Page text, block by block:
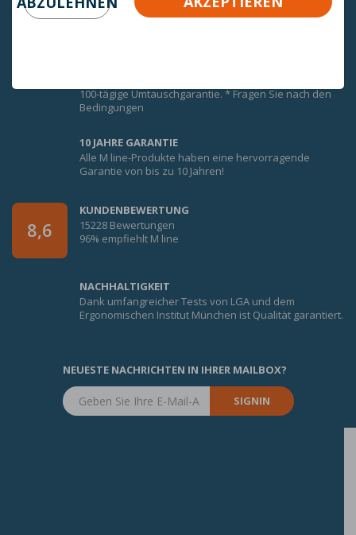
100-tägige Umtauschgarantie. * Fragen Sie nach den
Bedingungen
10 JAHRE GARANTIE
Alle M line-Produkte haben eine hervorragende
Garantie von bis zu 10 Jahren!
8,6
KUNDENBEWERTUNG
15228 Bewertungen
96% empfiehlt M line
NACHHALTIGKEIT
Dank umfangreicher Tests von LGA und dem
Ergonomischen Institut München ist Qualität garantiert.
NEUESTE NACHRICHTEN IN IHRER MAILBOX?
SIGNIN